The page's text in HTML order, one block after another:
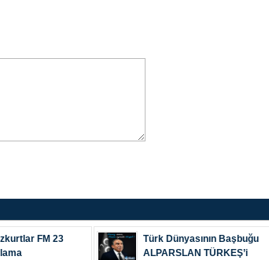
FM 23
Türk Dünyasının Başbuğu
ALPARSLAN TÜRKEŞ’i